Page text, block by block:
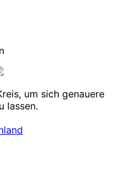
um sich genauere
lassen.